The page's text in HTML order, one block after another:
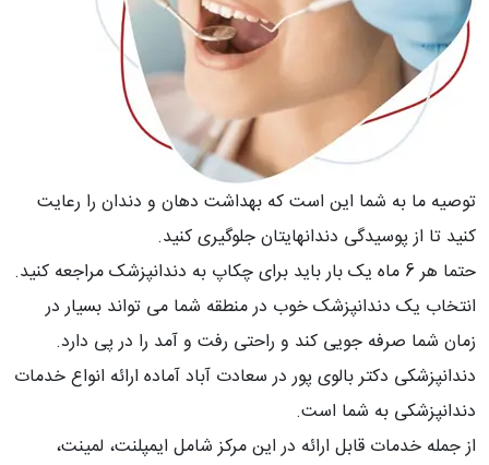
لمینیت
توصیه ما به شما این است که بهداشت دهان و دندان را رعایت
کنید تا از پوسیدگی دندانهایتان جلوگیری کنید.
حتما هر 6 ماه یک بار باید برای چکاپ به دندانپزشک مراجعه کنید.
انتخاب یک دندانپزشک خوب در منطقه شما می تواند بسیار در
زمان شما صرفه جویی کند و راحتی رفت و آمد را در پی دارد.
دندانپزشکی دکتر بالوی پور در سعادت آباد آماده ارائه انواع خدمات
دندانپزشکی به شما است.
از جمله خدمات قابل ارائه در این مرکز شامل ایمپلنت، لمینت،